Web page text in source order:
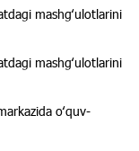
mashgʻulotlarini
mashgʻulotlarini
oʻquv-